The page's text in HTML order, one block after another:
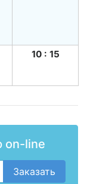
10 : 15
on-line
Заказать